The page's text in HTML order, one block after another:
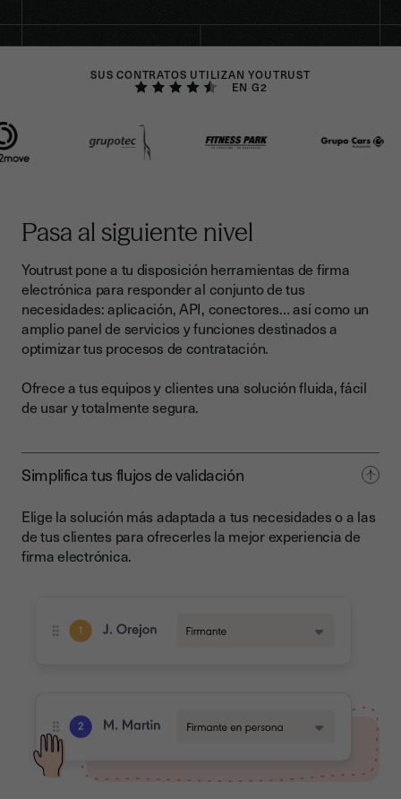
SUS CONTRATOS UTILIZAN YOUTRUST
EN G2
Pasa al siguiente nivel
Youtrust pone a tu disposición herramientas de firma
electrónica para responder al conjunto de tus
necesidades: aplicación, API, conectores… así como un
amplio panel de servicios y funciones destinados a
optimizar tus procesos de contratación.
Ofrece a tus equipos y clientes una solución fluida, fácil
de usar y totalmente segura.
Simplifica tus flujos de validación
Elige la solución más adaptada a tus necesidades o a las
de tus clientes para ofrecerles la mejor experiencia de
firma electrónica.